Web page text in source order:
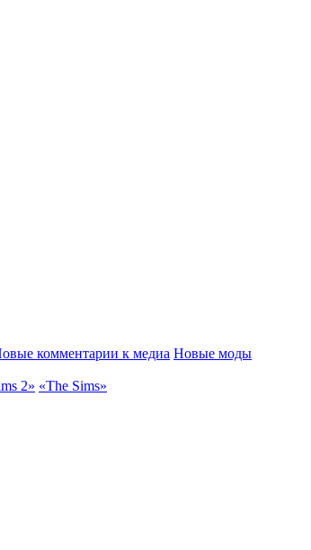
комментарии к медиа Новые моды
2» «The Sims»